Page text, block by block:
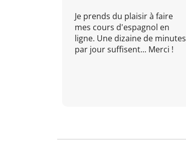
Je prends du plaisir à faire
mes cours d'espagnol en
ligne. Une dizaine de minutes
par jour suffisent... Merci !